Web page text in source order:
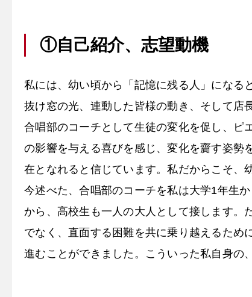
①自己紹介、志望動機
私には、幼い頃から「記憶に残る人」になる
抜け窓の光、連動した皆様の動き、そして店
合唱部のコーチとして生徒の変化を促し、ピ
の影響を与える喜びを感じ、変化を齎す姿勢
在となれると信じています。私だからこそ、
今述べた、合唱部のコーチを私は大学1年生
から、高校生も一人の大人として接します。
でなく、直面する困難を共に乗り越えるため
進むことができました。こういった私自身の